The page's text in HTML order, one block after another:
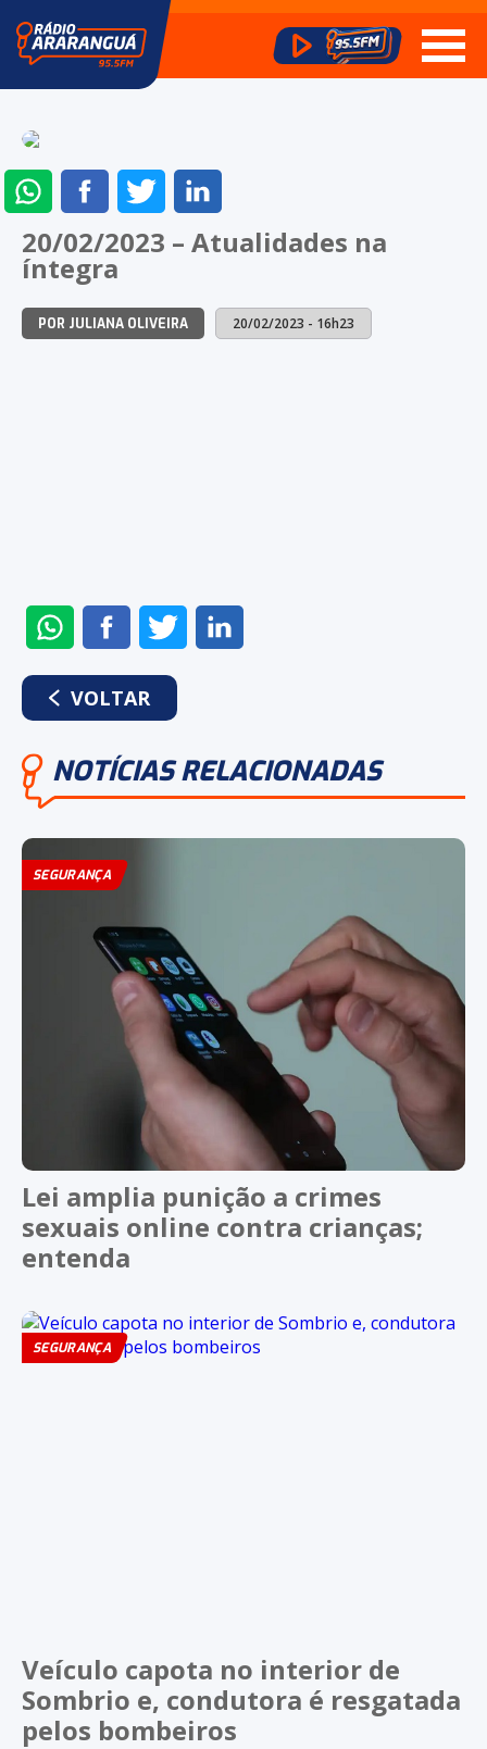
ENVIAR
NO
WHATSAPP
COMPARTILHAR
NO
FACEBOOK
COMPARTILHAR
NO
TWITTERLINKEDIN
20/02/2023 – Atualidades na
íntegra
POR JULIANA OLIVEIRA 20/02/2023 - 16h23
ENVIAR
NO
WHATSAPP
COMPARTILHAR
NO
FACEBOOK
COMPARTILHAR
NO
VOLTAR
NOTÍCIAS RELACIONADAS
SEGURANÇA
Lei amplia punição a crimes
sexuais online contra crianças;
entenda
SEGURANÇA
Veículo capota no interior de
Sombrio e, condutora é resgatada
pelos bombeiros